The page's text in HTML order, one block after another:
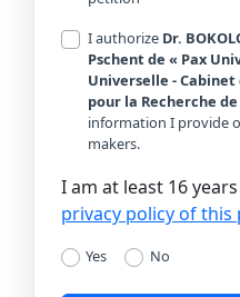
I authorize Dr.
Pschent de « Pax
Universelle -
pour la Recherche
information I provide
makers.
I am at least 16
privacy policy of this
Yes No